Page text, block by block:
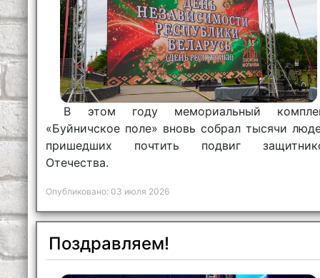
В этом году мемориальный
«Буйничское поле» вновь собрал тысячи
пришедших почтить подвиг
Отечества.
Опубликовано: 03 июля 2026
Поздравляем!